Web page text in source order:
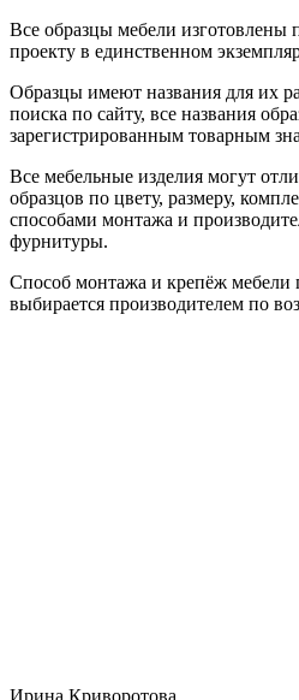
Все образцы мебели изготовлены
проекту в единственном
Образцы имеют названия для их
поиска по сайту, все названия
зарегистрированным товарным
Все мебельные изделия могут
образцов по цвету, размеру,
способами монтажа и
фурнитуры.
Способ монтажа и крепёж мебели
выбирается производителем по
Ирина Криворотова